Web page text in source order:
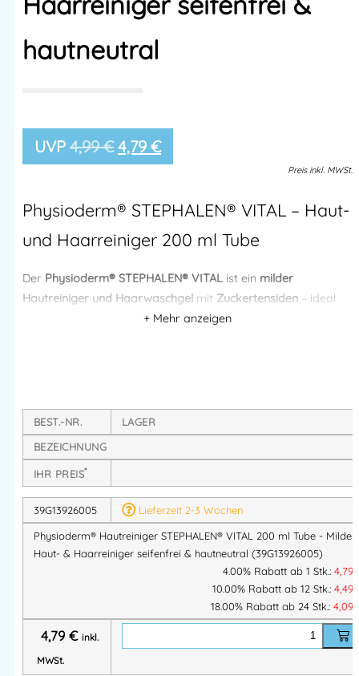
hautneutral
4,99€ 4,79 €
Preis inkl. MWSt.
Physioderm® STEPHALEN® VITAL – Haut-
und Haarreiniger 200 ml Tube
Der Physioderm® STEPHALEN® VITAL ist ein milder
Hautreiniger und Haarwaschgel mit Zuckertensiden – ideal
Ganzkörperreinigungbei leichten bis mittleren
Körperpflege im Arbeitsalltag
Das Produkt reinigt schonend, pflegt gleichzeitig Haut und
Haare und sorgt für eine
auszutrocknen.
Produkteigenschaften:
Sanfte Reinigung & Pflege in einem Schritt
Für Haut und Haare, ideal als Duschgel im
Mit Zuckertensiden
Besonders mild & hautverträglich, reinigt ohne zu
BEST.-NR.
LAGER
BEZEICHNUNG
IHR PREIS*
39G13926005
Lieferzeit 2-3 Wochen
Physioderm® Hautreiniger STEPHALEN® VITAL 200 ml Tube - Milder
Haut- & Haarreiniger seifenfrei & hautneutral (39G13926005)
4.00% Rabatt ab 1 Stk.: 4,79
10.00% Rabatt ab 12 Stk.: 4,49
18.00% Rabatt ab 24 Stk.: 4,09
4,79€ inkl.
MWSt.